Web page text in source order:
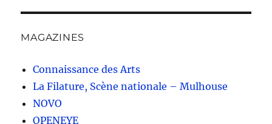
MAGAZINES
Connaissance des Arts
La Filature, Scène nationale – Mulhouse
NOVO
OPENEYE